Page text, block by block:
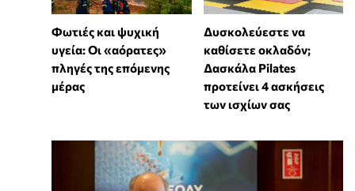
Φωτιές και ψυχική
υγεία: Οι «αόρατες»
πληγές της επόμενης
μέρας
Δυσκολεύεστε να
καθίσετε οκλαδόν;
Δασκάλα Pilates
προτείνει 4 ασκήσεις
των ισχίων σας